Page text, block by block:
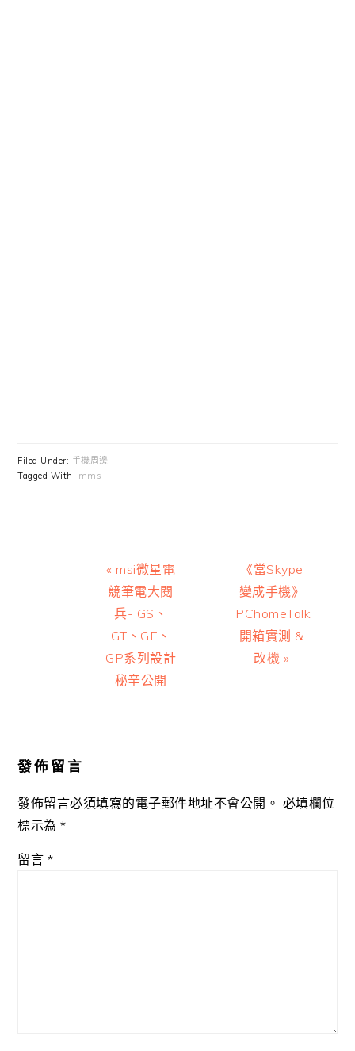
Filed Under: 手機周邊
Tagged With: mms
Previous
Post:
« msi微星電
競筆電大閱
兵- GS、
GT、GE、
GP系列設計
秘辛公開
Next
Post:
《當Skype
變成手機》
PChomeTalk
開箱實測 &
改機 »
發佈留言
發佈留言必須填寫的電子郵件地址不會公開。 必填欄位
標示為*
留言 *